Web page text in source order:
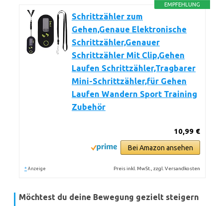
EMPFEHLUNG
Schrittzähler zum
Gehen,Genaue Elektronische
Schrittzähler,Genauer
Schrittzähler Mit Clip,Gehen
Laufen Schrittzähler,Tragbarer
Mini-Schrittzähler,für Gehen
Laufen Wandern Sport Training
Zubehör
10,99 €
Bei Amazon ansehen
* Anzeige Preis inkl. MwSt., zzgl. Versandkosten
Möchtest du deine Bewegung gezielt steigern